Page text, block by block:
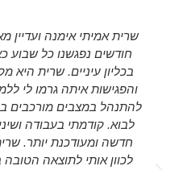
שרית אמיתי אימנה
חודשים נפגשנו כל שבוע
בכליון עיניים. שרית היא
והפגישות איתה גרמו לי
להתנהל במצבים מורכבים
לבוא. קודמתי בעבודה
חדשה ומעודכנת יותר.
לכוון אותי לתוצאה הטובה